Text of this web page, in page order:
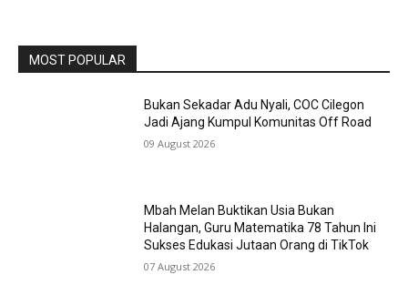
MOST POPULAR
Bukan Sekadar Adu Nyali, COC Cilegon
Jadi Ajang Kumpul Komunitas Off Road
09 August 2026
Mbah Melan Buktikan Usia Bukan
Halangan, Guru Matematika 78 Tahun Ini
Sukses Edukasi Jutaan Orang di TikTok
07 August 2026